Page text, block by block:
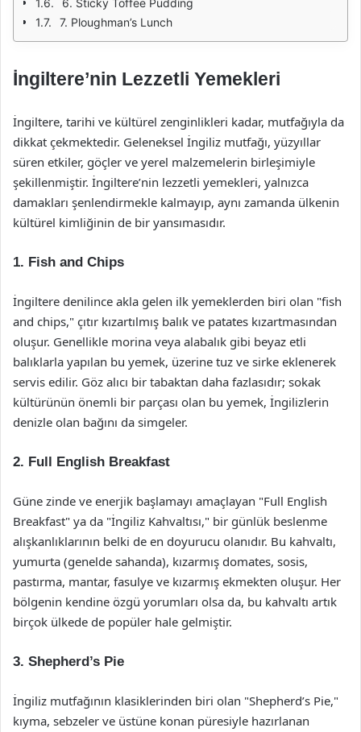
6. Sticky Toffee Pudding
7. Ploughman’s Lunch
İngiltere’nin Lezzetli Yemekleri
İngiltere, tarihi ve kültürel zenginlikleri kadar, mutfağıyla da
dikkat çekmektedir. Geleneksel İngiliz mutfağı, yüzyıllar
süren etkiler, göçler ve yerel malzemelerin birleşimiyle
şekillenmiştir. İngiltere’nin lezzetli yemekleri, yalnızca
damakları şenlendirmekle kalmayıp, aynı zamanda ülkenin
kültürel kimliğinin de bir yansımasıdır.
1. Fish and Chips
İngiltere denilince akla gelen ilk yemeklerden biri olan "fish
and chips," çıtır kızartılmış balık ve patates kızartmasından
oluşur. Genellikle morina veya alabalık gibi beyaz etli
balıklarla yapılan bu yemek, üzerine tuz ve sirke eklenerek
servis edilir. Göz alıcı bir tabaktan daha fazlasıdır; sokak
kültürünün önemli bir parçası olan bu yemek, İngilizlerin
denizle olan bağını da simgeler.
2. Full English Breakfast
Güne zinde ve enerjik başlamayı amaçlayan "Full English
Breakfast" ya da "İngiliz Kahvaltısı," bir günlük beslenme
alışkanlıklarının belki de en doyurucu olanıdır. Bu kahvaltı,
yumurta (genelde sahanda), kızarmış domates, sosis,
pastırma, mantar, fasulye ve kızarmış ekmekten oluşur. Her
bölgenin kendine özgü yorumları olsa da, bu kahvaltı artık
birçok ülkede de popüler hale gelmiştir.
3. Shepherd’s Pie
İngiliz mutfağının klasiklerinden biri olan "Shepherd’s Pie,"
kıyma, sebzeler ve üstüne konan püresiyle hazırlanan